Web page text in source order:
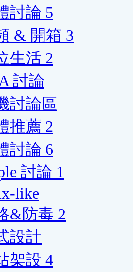
討論 5
& 開箱 3
生活 2
討論
討論區
推薦 2
討論 6
討論 1
like
&防毒 2
設計
架設 4